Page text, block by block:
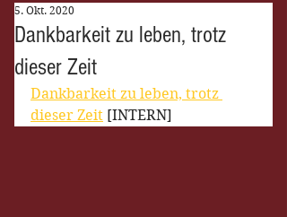
Dankbarkeit zu leben, trotz
dieser Zeit
5. Okt. 2020
Dankbarkeit zu leben, trotz
dieser Zeit [INTERN]